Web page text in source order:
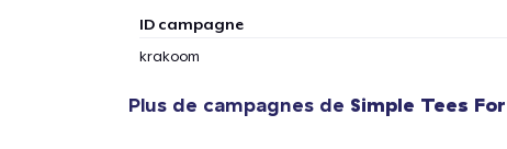
ID campagne
krakoom
Plus de campagnes de Simple Tees